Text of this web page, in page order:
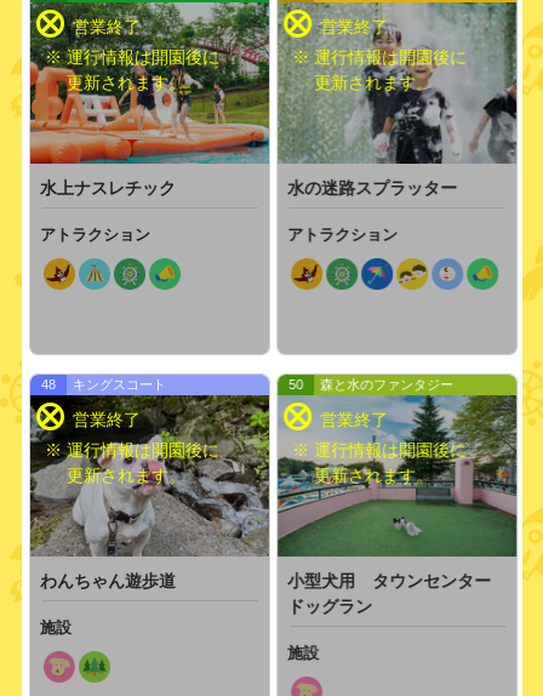
※ 運行情報は開園後に
更新されます。
水上ナスレチック
アトラクション
※ 運行情報は開園後に
更新されます。
水の迷路スプラッター
アトラクション
48 キングスコート
※ 運行情報は開園後に
更新されます。
わんちゃん遊歩道
施設
50 森と水のファンタジー
※ 運行情報は開園後に
更新されます。
小型犬用 タウンセンター
ドッグラン
施設